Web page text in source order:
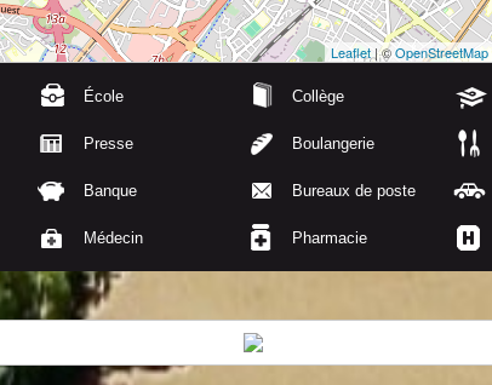
Leaflet | ©OpenStreetMap
École Collège
Presse Boulangerie
Banque Bureaux de poste
Médecin Pharmacie